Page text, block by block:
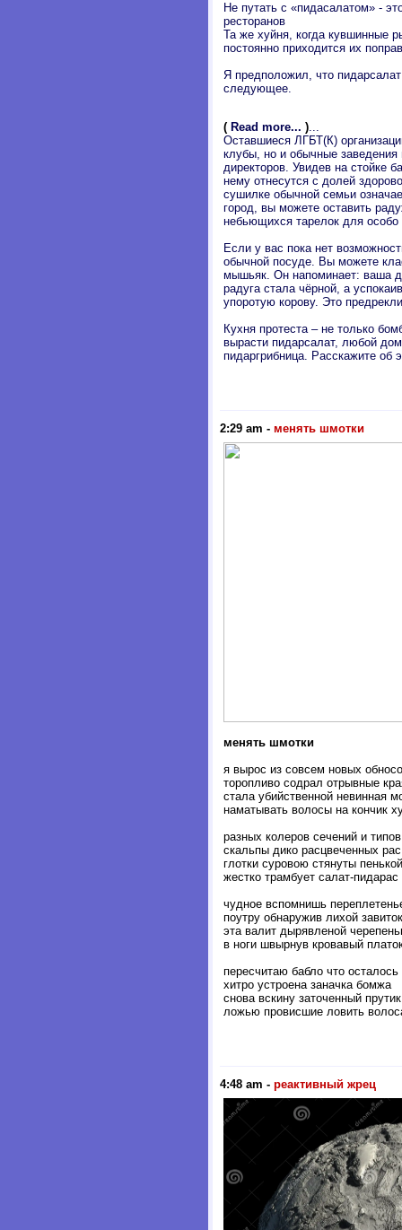
Не путать с «пидасалатом» -
ресторанов
Та же хуйня, когда кувшинные
постоянно приходится их
Я предположил, что
следующее.
( Read more... )...
Оставшиеся ЛГБТ(К)
клубы, но и обычные заведения
директоров. Увидев на стойке
нему отнесутся с долей
сушилке обычной семьи
город, вы можете оставить
небьющихся тарелок для
Если у вас пока нет
обычной посуде. Вы можете
мышьяк. Он напоминает: ваша
радуга стала чёрной, а
упоротую корову. Это
Кухня протеста – не только
вырасти пидарсалат, любой
пидаргрибница. Расскажите
2:29 am - менять шмотки
менять шмотки
я вырос из совсем новых
торопливо содрал отрывные
стала убийственной невинная
наматывать волосы на кончик
разных колеров сечений и типов
скальпы дико расцвеченных рас
глотки суровою стянуты пенькой
жестко трамбует салат-пидарас
чудное вспомнишь
поутру обнаружив лихой завиток
эта валит дырявленой
в ноги швырнув кровавый
пересчитаю бабло что осталось
хитро устроена заначка бомжа
снова вскину заточенный прутик
ложью провисшие ловить
4:48 am - реактивный жрец